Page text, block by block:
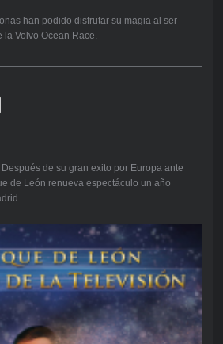
han podido disfrutar su magia al ser
la Volvo Ocean Race.
Después de su gran exito por Europa ante
de León renueva espectáculo un año